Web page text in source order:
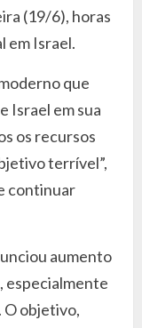
(19/6), horas
em Israel.
que
Israel em sua
os recursos
terrível”,
continuar
aumento
especialmente
O objetivo,